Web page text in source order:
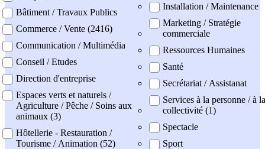
Bâtiment / Travaux Publics
Commerce / Vente (2416)
Communication / Multimédia
Conseil / Etudes
Direction d'entreprise
Espaces verts et naturels /
Agriculture / Pêche / Soins aux
animaux (3)
Hôtellerie - Restauration /
Tourisme / Animation (52)
Installation / Maintenance
Marketing / Stratégie
commerciale
Ressources Humaines
Santé
Secrétariat / Assistanat
Services à la personne / à la
collectivité (1)
Spectacle
Sport